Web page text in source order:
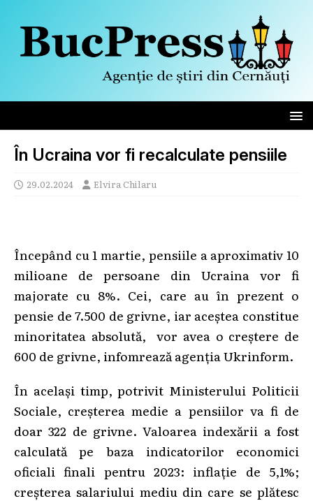
În Ucraina vor fi recalculate pensiile
29.02.2024 Elvira Chilaru
Începând cu 1 martie, pensiile a aproximativ 10
milioane de persoane din Ucraina vor fi
majorate cu 8%. Cei, care au în prezent o
pensie de 7.500 de grivne, iar aceștea constitue
minoritatea absolută, vor avea o creștere de
600 de grivne, infomrează agenția Ukrinform.
În același timp, potrivit Ministerului Politicii
Sociale, creșterea medie a pensiilor va fi de
doar 322 de grivne. Valoarea indexării a fost
calculată pe baza indicatorilor economici
oficiali finali pentru 2023: inflație de 5,1%;
creșterea salariului mediu din care se plătesc